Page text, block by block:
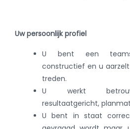
Uw persoonlijk profiel
U bent een
constructief en u
treden.
U werkt
resultaatgericht,
U bent in staat